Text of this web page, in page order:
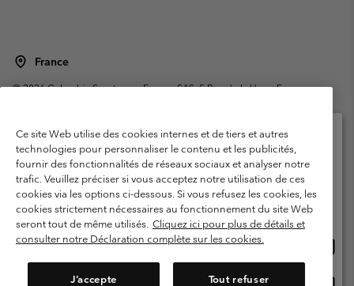
France
©2026Columbia Sportswear Europe SAS. 5 Rue de la Haye, Espace
Garanties Légales
Politique de confidentialité
Conditions d'utilisation - Membres
Conditions D'utilisation - Contenu généré par l'utilisateur
Impressum
Cookies
Public CBCR
Ce site Web utilise des cookies internes et de tiers et autres
technologies pour personnaliser le contenu et les publicités,
fournir des fonctionnalités de réseaux sociaux et analyser notre
trafic. Veuillez préciser si vous acceptez notre utilisation de ces
cookies via les options ci-dessous. Si vous refusez les cookies, les
cookies strictement nécessaires au fonctionnement du site Web
seront tout de même utilisés. Cliquez ici pour plus de détails et
consulter notre Déclaration complète sur les cookies.
J’accepte Tout refuser
Veuillez sélectionner votre pays d’expédition et
votre langue
Achats en ligne disponibles
United States
ligne
France